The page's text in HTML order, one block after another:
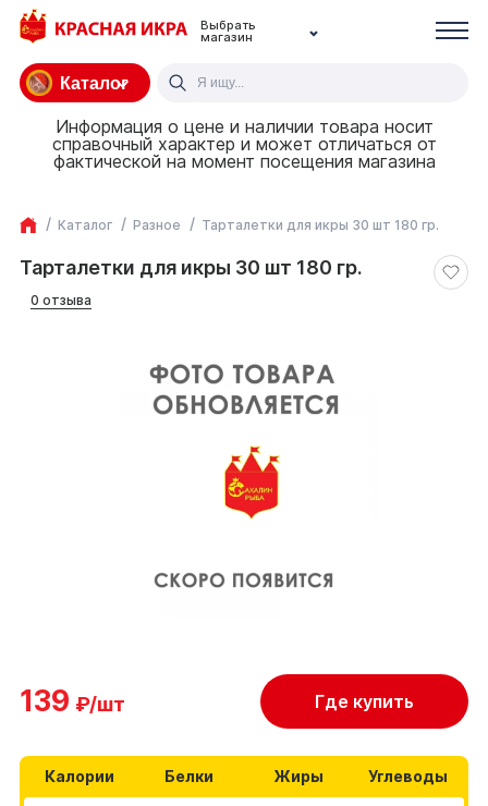
Выбрать
магазин
Каталог
Информация о цене и наличии товара носит
справочный характер и может отличаться от
фактической на момент посещения магазина
Каталог Разное Тарталетки для икры 30 шт 180 гр.
Тарталетки для икры 30 шт 180 гр.
0 отзыва
139 ₽/шт Где купить
Калории Белки Жиры Углеводы